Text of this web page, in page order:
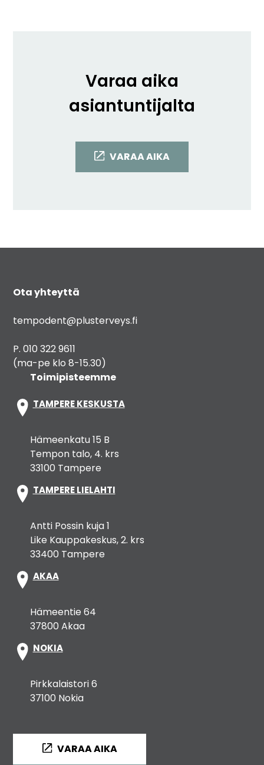
Varaa aika
asiantuntijalta
VARAA AIKA
Ota yhteyttä
tempodent@plusterveys.fi
P. 010 322 9611
(ma-pe klo 8-15.30)
Toimipisteemme
TAMPERE KESKUSTA
Hämeenkatu 15 B
Tempon talo, 4. krs
33100 Tampere
TAMPERE LIELAHTI
Antti Possin kuja 1
Like Kauppakeskus, 2. krs
33400 Tampere
AKAA
Hämeentie 64
37800 Akaa
NOKIA
Pirkkalaistori 6
37100 Nokia
VARAA AIKA